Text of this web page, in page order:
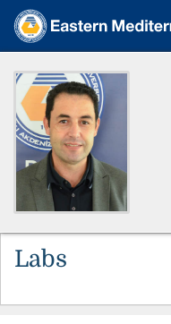
Labs